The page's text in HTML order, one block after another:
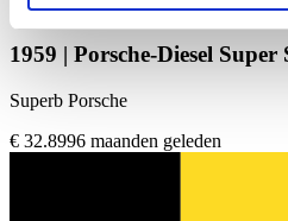
soziale Medien, Werbung und
Partner führen diese
weiteren Daten zusammen,
haben oder die sie im Rahmen
1959 | Porsche-Diesel Super
Superb Porsche
€ 32.8996 maanden geleden